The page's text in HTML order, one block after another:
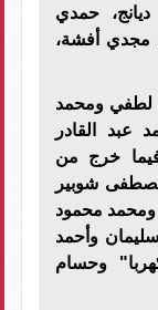
حمدي
مجدي أفشة،
لطفي ومحمد
عبد القادر
خرج من
شوبير
ومحمد محمود
وأحمد
وحسام